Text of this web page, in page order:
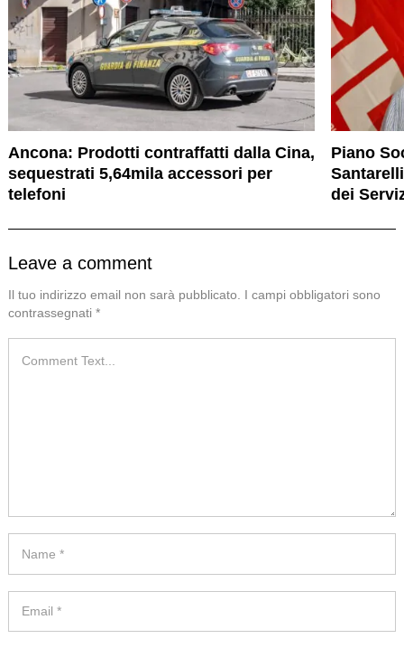
Ancona: Prodotti contraffatti dalla Cina,
sequestrati 5,64mila accessori per
telefoni
Piano
dei
Leave a comment
Il tuo indirizzo email non sarà pubblicato.
I campi obbligatori sono
contrassegnati *